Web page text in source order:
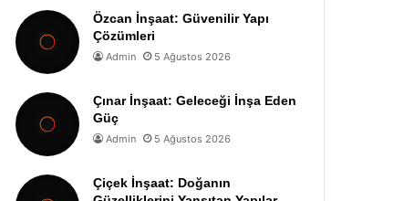
Özcan İnşaat: Güvenilir Yapı
Çözümleri
Admin 5 Ağustos 2026
Çınar İnşaat: Geleceği İnşa Eden
Güç
Admin 5 Ağustos 2026
Çiçek İnşaat: Doğanın